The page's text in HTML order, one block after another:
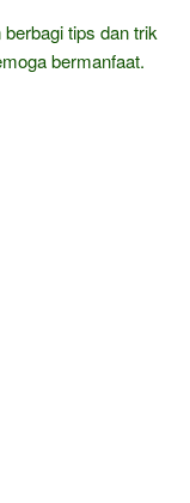
tips dan trik
bermanfaat.